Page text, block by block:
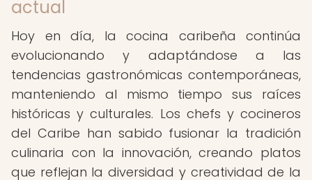
actual
Hoy en día, la cocina caribeña continúa
evolucionando y adaptándose a las
tendencias gastronómicas contemporáneas,
manteniendo al mismo tiempo sus raíces
históricas y culturales. Los chefs y cocineros
del Caribe han sabido fusionar la tradición
culinaria con la innovación, creando platos
que reflejan la diversidad y creatividad de la